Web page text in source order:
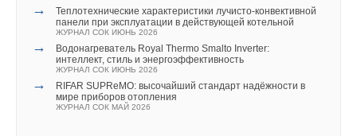
→
Теплотехнические характеристики лучисто-конвективной
панели при эксплуатации в действующей котельной
ЖУРНАЛ СОК ИЮНЬ 2026
→
Водонагреватель Royal Thermo Smalto Inverter:
интеллект, стиль и энергоэффективность
ЖУРНАЛ СОК ИЮНЬ 2026
→
RIFAR SUPReMO: высочайший стандарт надёжности в
мире приборов отопления
ЖУРНАЛ СОК МАЙ 2026